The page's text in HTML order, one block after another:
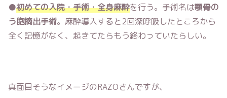
●初めての入院・手術・全身麻酔を行う。手術名は顎骨の
う胞摘出手術。麻酔導入すると2回深呼吸したところから
全く記憶がなく、起きてたらもう終わっていたらしい。
真面目そうなイメージのRAZOさんですが、